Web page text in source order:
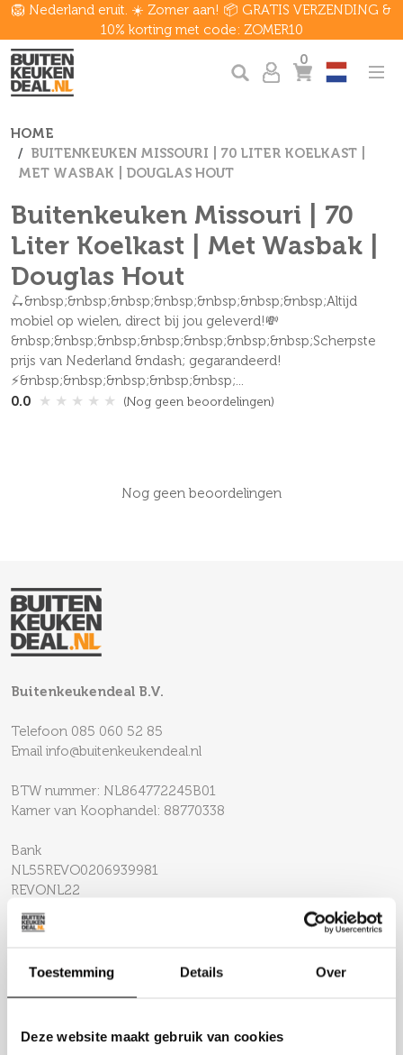
Toestemming Details Over
Deze website maakt gebruik van cookies
🦁 Nederland eruit. ☀️ Zomer aan! 📦 GRATIS VERZENDING &
10% korting met code: ZOMER10
0
HOME
BUITENKEUKEN MISSOURI | 70 LITER KOELKAST |
MET WASBAK | DOUGLAS HOUT
Buitenkeuken Missouri | 70
Liter Koelkast | Met Wasbak |
Douglas Hout
🛴&nbsp;&nbsp;&nbsp;&nbsp;&nbsp;&nbsp;&nbsp;Altijd
mobiel op wielen, direct bij jou geleverd!💸
&nbsp;&nbsp;&nbsp;&nbsp;&nbsp;&nbsp;&nbsp;Scherpste
prijs van Nederland &ndash; gegarandeerd!
⚡&nbsp;&nbsp;&nbsp;&nbsp;&nbsp;...
0.0
★ ★ ★ ★ ★ (Nog geen beoordelingen)
Nog geen beoordelingen
Buitenkeukendeal B.V.
Telefoon 085 060 52 85
Email info@buitenkeukendeal.nl
BTW nummer: NL864772245B01
Kamer van Koophandel: 88770338
Bank
NL55REVO0206939981
REVONL22
Locaties
Slachthuiskade 36